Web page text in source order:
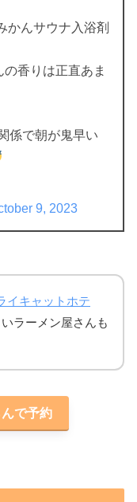
かんサウナ入浴剤
香りは正直あま
係で朝が鬼早い
9, 2023
イキャットホテ
ラーメン屋さんも
んで予約